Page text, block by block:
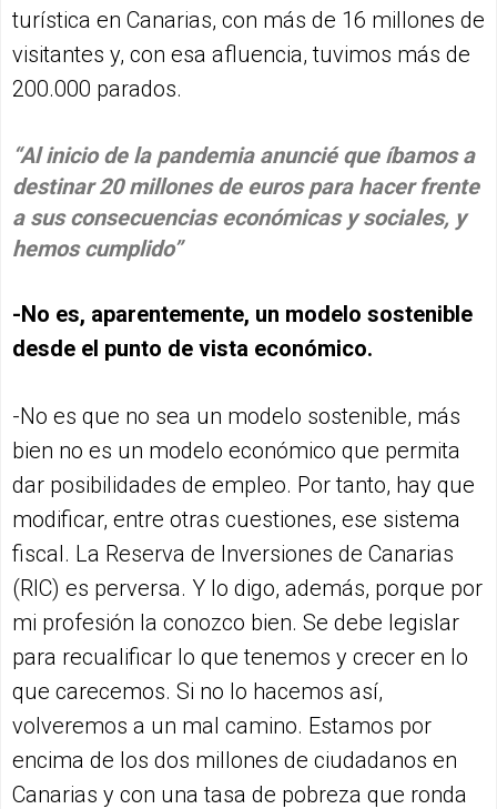
turística en Canarias, con más de 16 millones de
visitantes y, con esa afluencia, tuvimos más de
200.000 parados.
“Al inicio de la pandemia anuncié que íbamos a
destinar 20 millones de euros para hacer frente
a sus consecuencias económicas y sociales, y
hemos cumplido”
-No es, aparentemente, un modelo sostenible
desde el punto de vista económico.
-No es que no sea un modelo sostenible, más
bien no es un modelo económico que permita
dar posibilidades de empleo. Por tanto, hay que
modificar, entre otras cuestiones, ese sistema
fiscal. La Reserva de Inversiones de Canarias
(RIC) es perversa. Y lo digo, además, porque por
mi profesión la conozco bien. Se debe legislar
para recualificar lo que tenemos y crecer en lo
que carecemos. Si no lo hacemos así,
volveremos a un mal camino. Estamos por
encima de los dos millones de ciudadanos en
Canarias y con una tasa de pobreza que ronda